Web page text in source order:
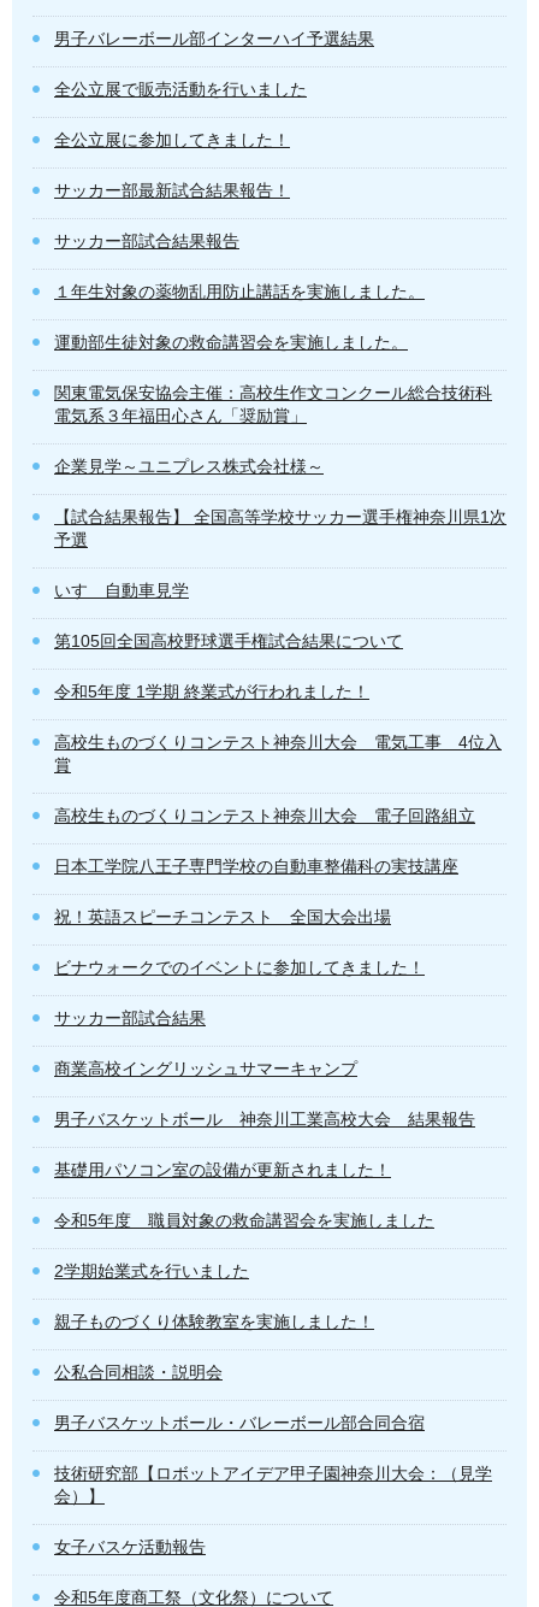
男子バレーボール部インターハイ予選結果
全公立展で販売活動を行いました
全公立展に参加してきました！
サッカー部最新試合結果報告！
サッカー部試合結果報告
１年生対象の薬物乱用防止講話を実施しました。
運動部生徒対象の救命講習会を実施しました。
関東電気保安協会主催：高校生作文コンクール総合技術科
電気系３年福田心さん「奨励賞」
企業見学～ユニプレス株式会社様～
【試合結果報告】 全国高等学校サッカー選手権神奈川県1次
予選
いすゞ自動車見学
第105回全国高校野球選手権試合結果について
令和5年度 1学期 終業式が行われました！
高校生ものづくりコンテスト神奈川大会 電気工事 4位入
賞
高校生ものづくりコンテスト神奈川大会 電子回路組立
日本工学院八王子専門学校の自動車整備科の実技講座
祝！英語スピーチコンテスト 全国大会出場
ビナウォークでのイベントに参加してきました！
サッカー部試合結果
商業高校イングリッシュサマーキャンプ
男子バスケットボール 神奈川工業高校大会 結果報告
基礎用パソコン室の設備が更新されました！
令和5年度 職員対象の救命講習会を実施しました
2学期始業式を行いました
親子ものづくり体験教室を実施しました！
公私合同相談・説明会
男子バスケットボール・バレーボール部合同合宿
技術研究部【ロボットアイデア甲子園神奈川大会：（見学
会）】
女子バスケ活動報告
令和5年度商工祭（文化祭）について